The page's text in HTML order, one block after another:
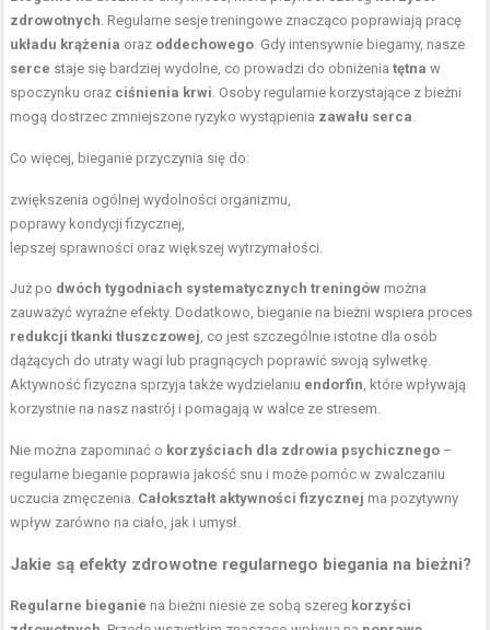
zdrowotnych . Regularne sesje treningowe znacząco poprawiają pracę
układu krążenia oraz oddechowego . Gdy intensywnie biegamy, nasze
serce staje się bardziej wydolne, co prowadzi do obniżeniatętna w
spoczynku oraz ciśnienia krwi . Osoby regularnie korzystające z bieżni
mogą dostrzec zmniejszone ryzyko wystąpienia zawału serca
Co więcej, bieganie przyczynia się do:
zwiększenia ogólnej wydolności organizmu,
poprawy kondycji fizycznej,
lepszej sprawności oraz większej wytrzymałości.
Już po dwóch tygodniach systematycznych treningów można
zauważyć wyraźne efekty. Dodatkowo, bieganie na bieżni wspiera proces
redukcji tkanki tłuszczowej , co jest szczególnie istotne dla osób
dążących do utraty wagi lub pragnących poprawić swoją sylwetkę.
Aktywność fizyczna sprzyja także wydzielaniu endorfin , które wpływają
korzystnie na nasz nastrój i pomagają w walce ze stresem.
Nie można zapominać o korzyściach dla zdrowia psychicznego –
regularne bieganie poprawia jakość snu i może pomóc w zwalczaniu
uczucia zmęczenia. Całokształt aktywności fizycznej ma pozytywny
wpływ zarówno na ciało, jak i umysł.
Jakie są efekty zdrowotne regularnego biegania na bieżni?
Regularne bieganie na bieżni niesie ze sobą szereg korzyści